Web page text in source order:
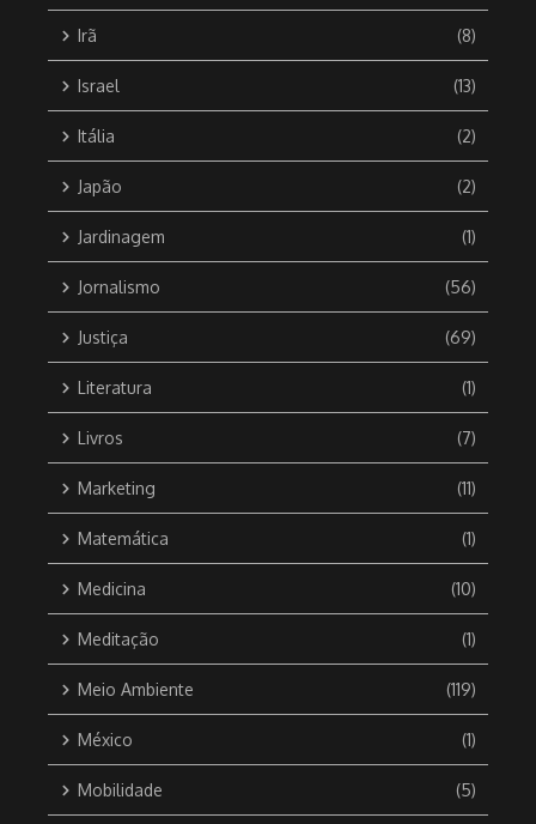
Irã (8)
Israel (13)
Itália (2)
Japão (2)
Jardinagem (1)
Jornalismo (56)
Justiça (69)
Literatura (1)
Livros (7)
Marketing (11)
Matemática (1)
Medicina (10)
Meditação (1)
Meio Ambiente (119)
México (1)
Mobilidade (5)